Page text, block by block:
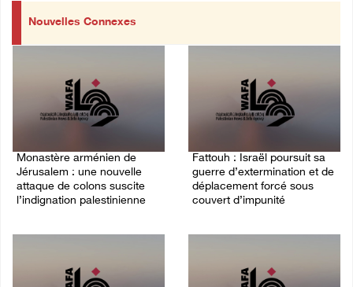
Nouvelles Connexes
Monastère arménien de
Jérusalem : une nouvelle
attaque de colons suscite
l’indignation palestinienne
Fattouh : Israël poursuit sa
guerre d’extermination et de
déplacement forcé sous
couvert d’impunité